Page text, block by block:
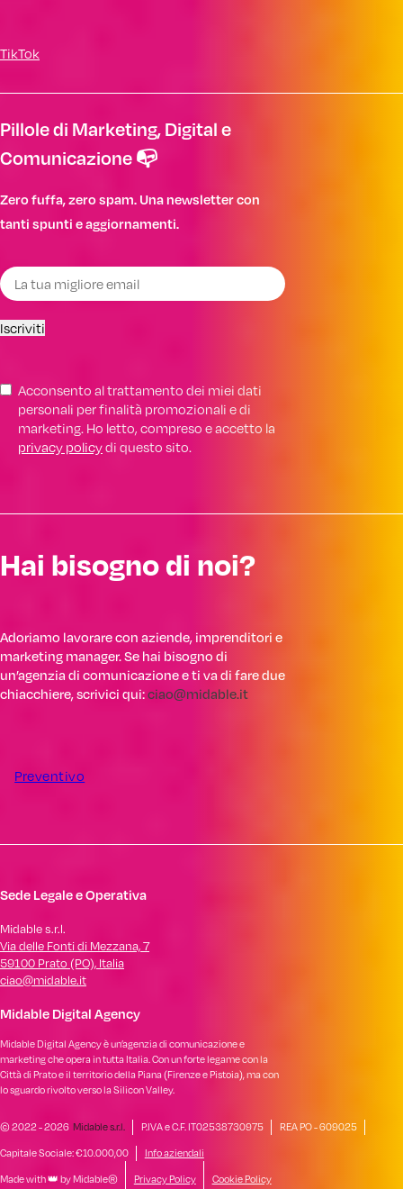
TikTok
Pillole di Marketing, Digital e
Comunicazione 📭
Zero fuffa, zero spam. Una newsletter con
tanti spunti e aggiornamenti.
Iscriviti
Acconsento al trattamento dei miei dati
personali per finalità promozionali e di
marketing. Ho letto, compreso e accetto la
privacy policydi questo sito.
Hai bisogno di noi?
Adoriamo lavorare con aziende, imprenditori e
marketing manager. Se hai bisogno di
un’agenzia di comunicazione e ti va di fare due
chiacchiere, scrivici qui:ciao@midable.it
Preventivo
Sede Legale e Operativa
Midable s.r.l.
Via delle Fonti di Mezzana, 7
59100 Prato (PO), Italia
ciao@midable.it
Midable Digital Agency
Midable Digital Agency è un’agenzia di comunicazione e
marketing che opera in tutta Italia. Con un forte legame con la
Città di Prato e il territorio della Piana (Firenze e Pistoia), ma con
lo sguardo rivolto verso la Silicon Valley.
© 2022 - 2026 Midable s.r.l. P.IVA e C.F. IT02538730975 REA PO - 609025
Capitale Sociale: €10.000,00 Info aziendali
Made with 👑 by Midable® Privacy Policy Cookie Policy